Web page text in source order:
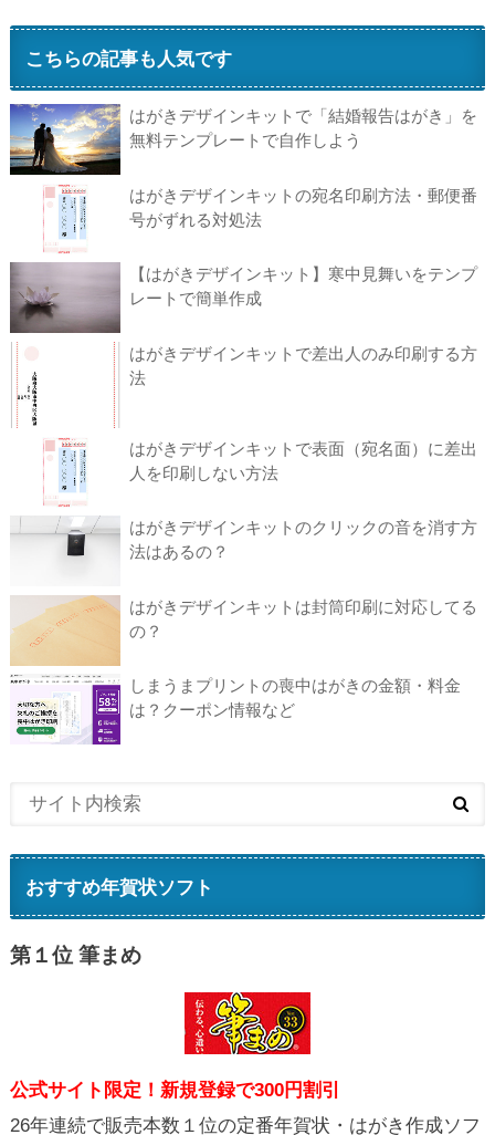
こちらの記事も人気です
はがきデザインキットで「結婚報告はがき」を
無料テンプレートで自作しよう
はがきデザインキットの宛名印刷方法・郵便番
号がずれる対処法
【はがきデザインキット】寒中見舞いをテンプ
レートで簡単作成
はがきデザインキットで差出人のみ印刷する方
法
はがきデザインキットで表面（宛名面）に差出
人を印刷しない方法
はがきデザインキットのクリックの音を消す方
法はあるの？
はがきデザインキットは封筒印刷に対応してる
の？
しまうまプリントの喪中はがきの金額・料金
は？クーポン情報など
おすすめ年賀状ソフト
第１位 筆まめ
公式サイト限定！新規登録で300円割引
26年連続で販売本数１位の定番年賀状・はがき作成ソフ